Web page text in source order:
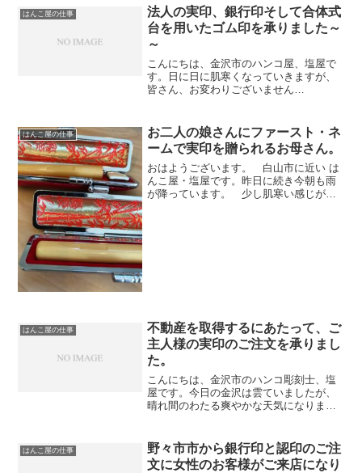
ら青空ものぞく天気になりました。さ
て、午前中に喪中の挨拶状の...
はんこ屋の仕事
法人の実印、銀行印そして合体式
台を用いたゴム印を承りました～
～
こんにちは、金沢市のハンコ屋、塩屋で
す。日に日に肌寒くなっていきますが、
皆さん、お変わりございません
は寒かったですよ～（笑）」さて、本
日、男性のお客様がご来店いただきま...
はんこ屋の仕事
お二人の娘さんにファースト・ネ
ームで実印を贈られるお母さん。
おはようございます。 白山市に近い は
んこ屋・塩屋です。昨日に続き今朝も雨
が降っています。 少し肌寒い感じがし
はんこ屋の仕事
不動産を取得するにあたって、ご
主人様の実印のご注文を承りまし
た。
こんにちは、金沢市のハンコ彫刻士、塩
屋です。今日の金沢は雲ていましたが、
晴れ間のわたる爽やかな天気になりまし
たです～（笑）さて、お昼頃に女性の方
から電話で実印の事でお問...
はんこ屋の仕事
野々市市から銀行印と認印のご注
文に女性のお客様がご来店になり